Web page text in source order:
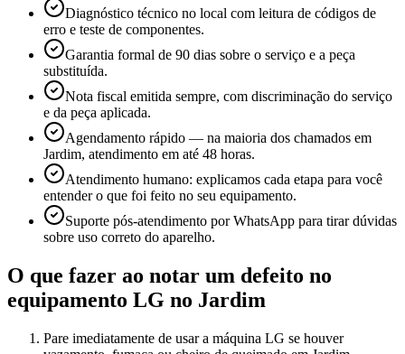
Diagnóstico técnico no local com leitura de códigos de
erro e teste de componentes.
Garantia formal de 90 dias sobre o serviço e a peça
substituída.
Nota fiscal emitida sempre, com discriminação do serviço
e da peça aplicada.
Agendamento rápido — na maioria dos chamados em
Jardim, atendimento em até 48 horas.
Atendimento humano: explicamos cada etapa para você
entender o que foi feito no seu equipamento.
Suporte pós-atendimento por WhatsApp para tirar dúvidas
sobre uso correto do aparelho.
O que fazer ao notar um defeito no
equipamento LG no Jardim
Pare imediatamente de usar a máquina LG se houver